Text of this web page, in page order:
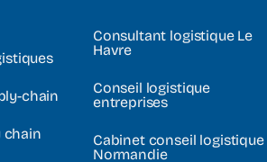
chain
chain
Consultant logistique Le
Havre
Conseil logistique
entreprises
Cabinet conseil logistique
Normandie